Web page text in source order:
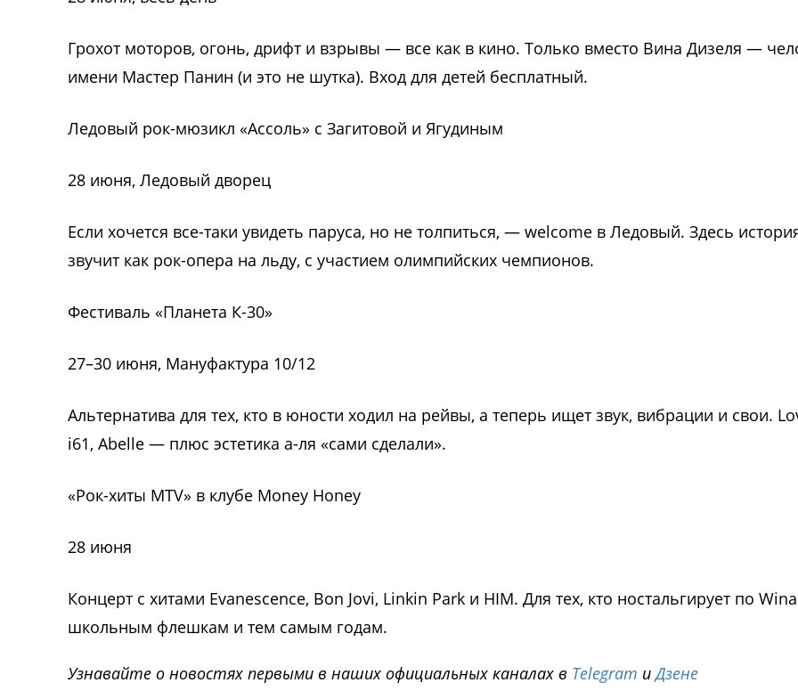
Грохот моторов, огонь, дрифт и взрывы — все как в кино. Только вместо Вина Дизеля —
имени Мастер Панин (и это не шутка). Вход для детей бесплатный.
Ледовый рок-мюзикл «Ассоль» с Загитовой и Ягудиным
28 июня, Ледовый дворец
Если хочется все-таки увидеть паруса, но не толпиться, — welcome в Ледовый. Здесь
звучит как рок-опера на льду, с участием олимпийских чемпионов.
Фестиваль «Планета К-30»
27–30 июня, Мануфактура 10/12
Альтернатива для тех, кто в юности ходил на рейвы, а теперь ищет звук, вибрации и свои.
i61, Abelle — плюс эстетика а-ля «сами сделали».
«Рок-хиты MTV» в клубе Money Honey
28 июня
Концерт с хитами Evanescence, Bon Jovi, Linkin Park и HIM. Для тех, кто ностальгирует по
школьным флешкам и тем самым годам.
Узнавайте о новостях первыми в наших официальных каналах в Telegram иДзене